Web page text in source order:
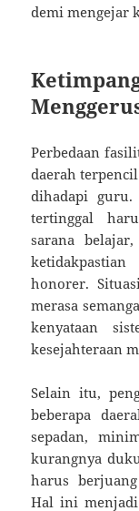
demi mengejar
Perbedaan
daerah
dihadapi guru.
tertinggal
sarana
honorer.
merasa
kenyataan
kesejahteraan
Selain itu,
beberapa
sepadan,
kurangnya
harus
Hal ini